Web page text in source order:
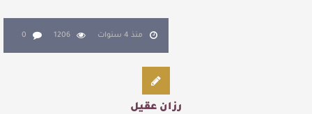
منذ 4 سنوات 1206
0
رزان عقيل